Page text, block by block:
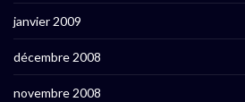
janvier 2009
décembre 2008
novembre 2008